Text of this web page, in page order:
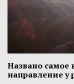
Названо самое
направление у